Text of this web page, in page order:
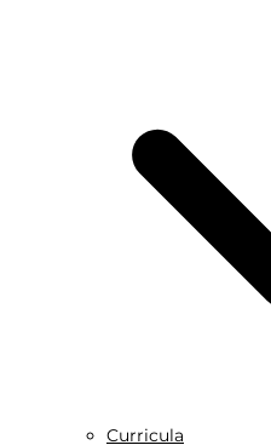
Curricula